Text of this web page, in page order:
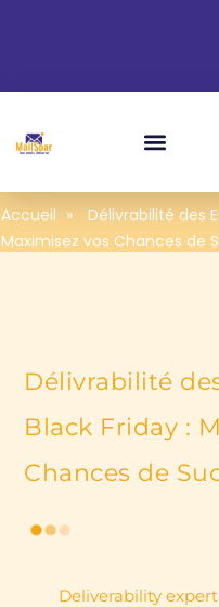
Accueil »
Délivrabilité des
Maximisez vos Chances de
Délivrabilité
Black Friday :
Chances de
Deliverability expert